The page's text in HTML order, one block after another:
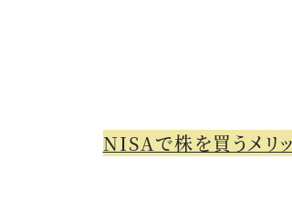
NISAで株を買うメリッ